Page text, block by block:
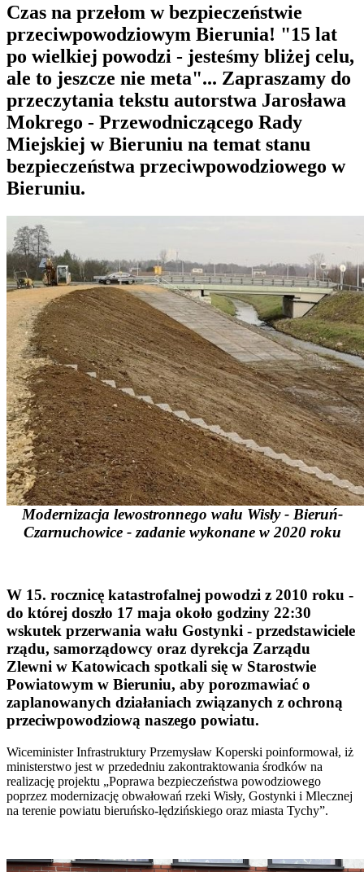
Czas na przełom w bezpieczeństwie
przeciwpowodziowym Bierunia! "15 lat
po wielkiej powodzi - jesteśmy bliżej celu,
ale to jeszcze nie meta"... Zapraszamy do
przeczytania tekstu autorstwa Jarosława
Mokrego - Przewodniczącego Rady
Miejskiej w Bieruniu na temat stanu
bezpieczeństwa przeciwpowodziowego w
Bieruniu.
Modernizacja lewostronnego wału Wisły - Bieruń-
Czarnuchowice - zadanie wykonane w 2020 roku
W 15. rocznicę katastrofalnej powodzi z 2010 roku -
do której doszło 17 maja około godziny 22:30
wskutek przerwania wału Gostynki - przedstawiciele
rządu, samorządowcy oraz dyrekcja Zarządu
Zlewni w Katowicach spotkali się w Starostwie
Powiatowym w Bieruniu, aby porozmawiać o
zaplanowanych działaniach związanych z ochroną
przeciwpowodziową naszego powiatu.
Wiceminister Infrastruktury Przemysław Koperski poinformował, iż
ministerstwo jest w przededniu zakontraktowania środków na
realizację projektu „Poprawa bezpieczeństwa powodziowego
poprzez modernizację obwałowań rzeki Wisły, Gostynki i Mlecznej
na terenie powiatu bieruńsko-lędzińskiego oraz miasta Tychy”.